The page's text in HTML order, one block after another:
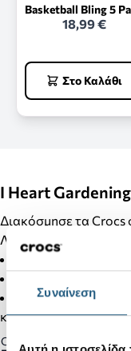
Συναίνεση
Basketball Bling 5
18,99 €
Στο Καλάθι
I Heart Gardening
Διακόσμησε τα Crocs
Λεπτομέρειες
Στα προϊόντα της
και επιστροφές.
Gender: